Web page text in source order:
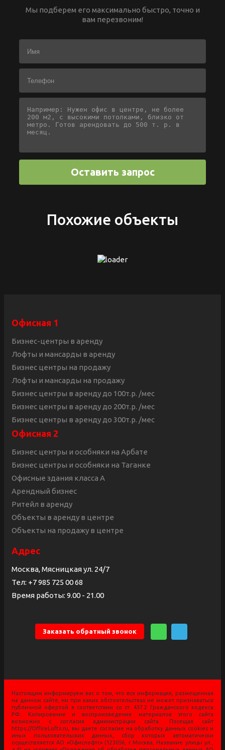
Мы подберем его максимально быстро, точно и
вам перезвоним!
Похожие объекты
Офисная 1
Бизнес-центры в аренду
Лофты и мансарды в аренду
Бизнес центры на продажу
Лофты и мансарды на продажу
Бизнес центры в аренду до 100т.р. /мес
Бизнес центры в аренду до 200т.р. /мес
Бизнес центры в аренду до 300т.р. /мес
Офисная 2
Бизнес центры и особняки на Арбате
Бизнес центры и особняки на Таганке
Офисные здания класса А
Арендный бизнес
Ритейл в аренду
Объекты в аренду в центре
Объекты на продажу в центре
Адрес
Москва, Мясницкая ул. 24/7
Тел: +7 985 725 00 68
Время работы: 9.00 - 21.00
Заказать обратный звонок
Настоящим информируем вас о том, что вся информация, размещенная
на данном сайте, ни при каких обстоятельствах не может признаваться
публичной офертой в соответствии со ст. 437.2 Гражданского кодекса
РФ. Копирование и воспроизведение материалов этого сайта
возможно с согласия администрации сайта. Посещая сайт
https://OfficeLofts.ru, вы даете согласие на обработку данных cookies и
иных пользовательских данных, сбор которых автоматически
осуществляется АО «Офислофтс» (123056, г.Москва, Название улицы ул.,